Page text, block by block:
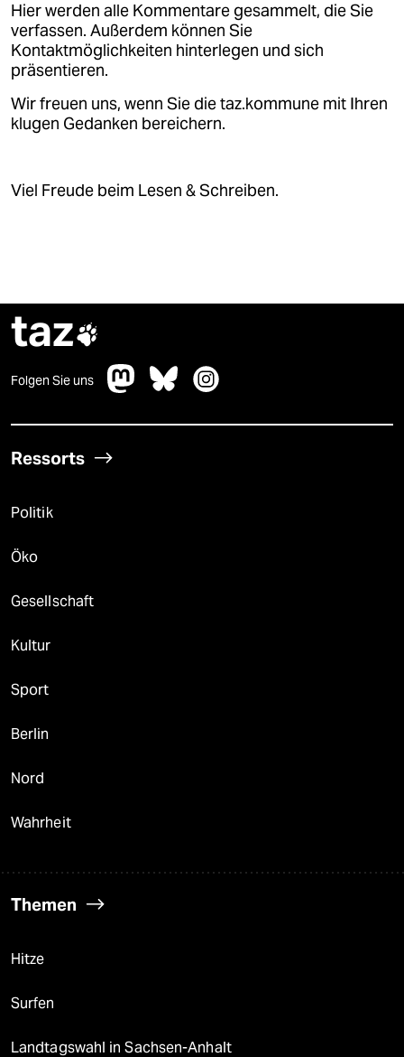
Hier werden alle Kommentare gesammelt, die Sie
verfassen. Außerdem können Sie
Kontaktmöglichkeiten hinterlegen und sich
präsentieren.
Wir freuen uns, wenn Sie die taz.kommune mit Ihren
klugen Gedanken bereichern.
Viel Freude beim Lesen & Schreiben.
taz
Folgen Sie uns
Ressorts
Politik
Öko
Gesellschaft
Kultur
Sport
Berlin
Nord
Wahrheit
Themen
Hitze
Surfen
Landtagswahl in Sachsen-Anhalt